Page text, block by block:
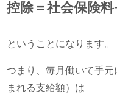
控除＝社会保険
ということになります。
つまり、毎月働いて手
まれる支給額）は